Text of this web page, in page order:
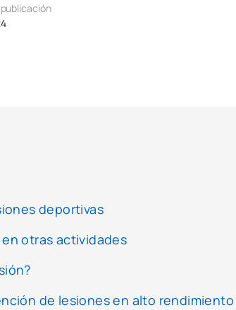
deportivas
otras actividades
de lesiones en alto